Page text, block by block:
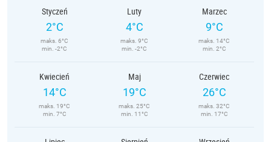
Styczeń
2°C
maks. 6°C
min. -2°C
Luty
4°C
maks. 9°C
min. -2°C
Marzec
9°C
maks. 14°C
min. 2°C
Kwiecień
14°C
maks. 19°C
min. 7°C
Maj
19°C
maks. 25°C
min. 11°C
Czerwiec
26°C
maks. 32°C
min. 17°C